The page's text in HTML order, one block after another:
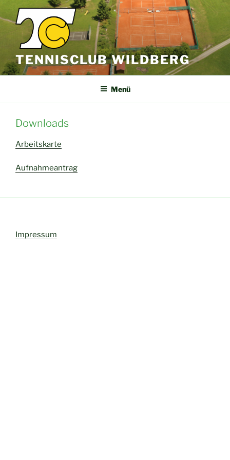
Inhalt
TENNISCLUB WILDBERG
Menü
Downloads
Arbeitskarte
Aufnahmeantrag
Impressum